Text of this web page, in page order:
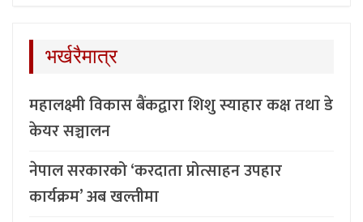
भर्खरैमात्र
महालक्ष्मी विकास बैंकद्वारा शिशु स्याहार कक्ष तथा डे
केयर सञ्चालन
नेपाल सरकारको ‘करदाता प्रोत्साहन उपहार
कार्यक्रम’ अब खल्तीमा